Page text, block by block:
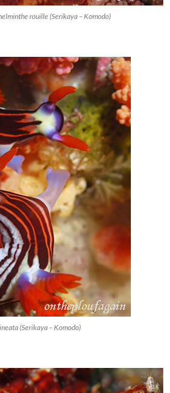
rouille (Serikaya – Komodo)
(Serikaya – Komodo)